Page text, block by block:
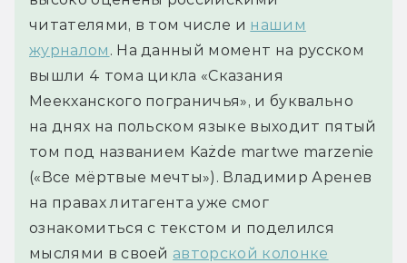
читателями, в том числе и нашим
журналом . На данный момент на русском
вышли 4 тома цикла «Сказания
Меекханского пограничья», и буквально
на днях на польском языке выходит пятый
том под названием Każde martwe marzenie
(«Все мёртвые мечты»). Владимир Аренев
на правах литагента уже смог
ознакомиться с текстом и поделился
мыслями в своей авторской колонке